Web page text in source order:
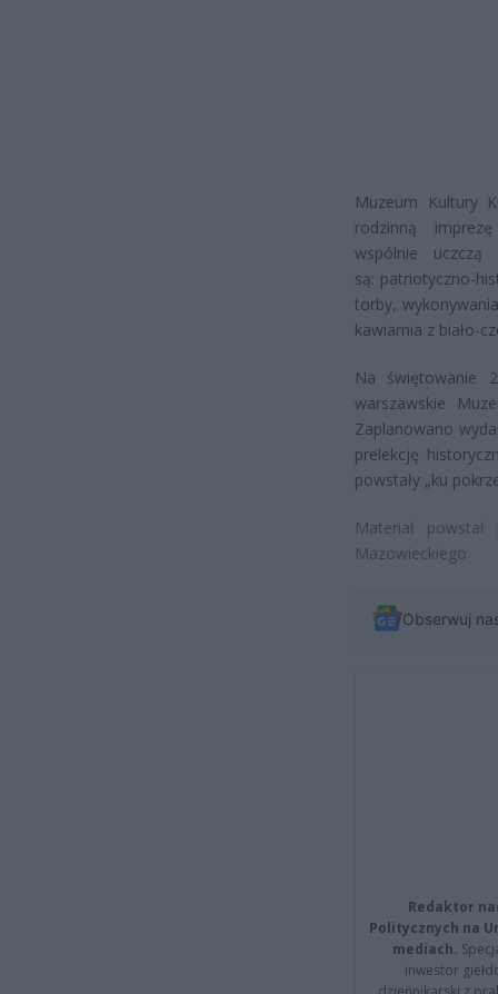
Muzeum Kultury
rodzinną
wspólnie
są: patriotyczno-
torby,
kawiarnia z biało-
Na świętowanie
warszawskie
Zaplanowano
prelekcję
powstały „ku
Materiał
Mazowieckiego
Obserwuj
Redaktor
Politycznych na
mediach.
inwestor